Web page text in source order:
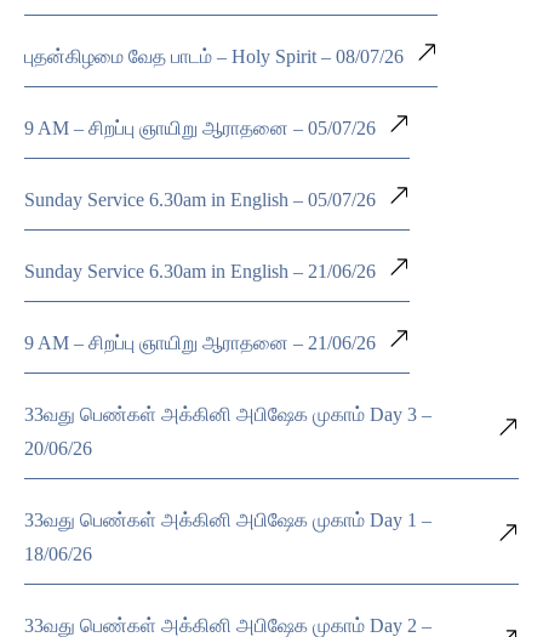
புதன்கிழமை வேத பாடம் – Holy Spirit – 08/07/26
9 AM – சிறப்பு ஞாயிறு ஆராதனை – 05/07/26
Sunday Service 6.30am in English – 05/07/26
Sunday Service 6.30am in English – 21/06/26
9 AM – சிறப்பு ஞாயிறு ஆராதனை – 21/06/26
33வது பெண்கள் அக்கினி அபிஷேக முகாம் Day 3 –
20/06/26
33வது பெண்கள் அக்கினி அபிஷேக முகாம் Day 1 –
18/06/26
33வது பெண்கள் அக்கினி அபிஷேக முகாம் Day 2 –